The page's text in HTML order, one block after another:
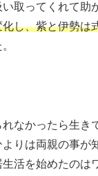
取ってくれて助
し、紫と伊勢は
なかったら生き
りは両親の事が
活を始めたのは